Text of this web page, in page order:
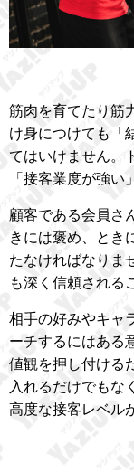
筋肉を育てたり筋
け身につけても「
てはいけません。
「接客業度が強い
顧客である会員さ
きには褒め、とき
たなければなりま
も深く信頼される
相手の好みやキャ
ーチするにはある
値観を押し付ける
入れるだけでもな
高度な接客レベル